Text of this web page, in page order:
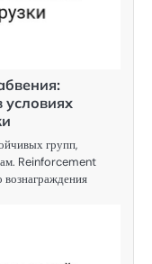
условиях
групп,
Reinforcement
вознаграждения